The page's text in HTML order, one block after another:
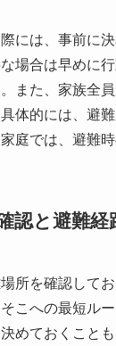
には、事前に
場合は早めに
また、家族全
体的には、避
庭では、避難
認と避難経
所を確認して
こへの最短ル
めておくこと